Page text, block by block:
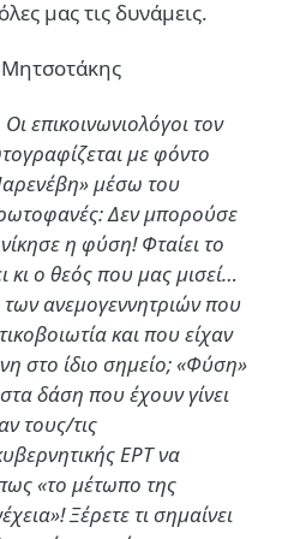
μας τις δυνάμεις.
επικοινωνιολόγοι τον
με φόντο
μέσω του
Δεν μπορούσε
νίκησε η φύση! Φταίει το
κι ο θεός που μας μισεί…
ανεμογεννητριών που
και που είχαν
στο ίδιο σημείο; «Φύση»
δάση που έχουν γίνει
τους/τις
ΕΡΤ να
«το μέτωπο της
Ξέρετε τι σημαίνει